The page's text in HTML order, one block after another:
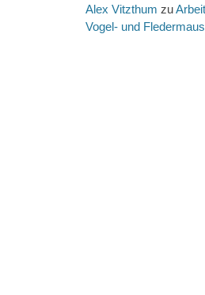
Alex Vitzthum zu
Vogel- und